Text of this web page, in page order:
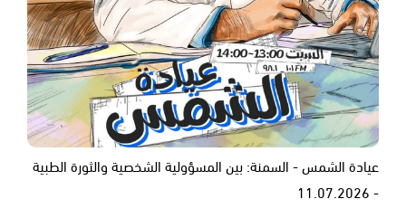
عيادة الشمس - السمنة: بين المسؤولية الشخصية والثورة الطبية
- 11.07.2026